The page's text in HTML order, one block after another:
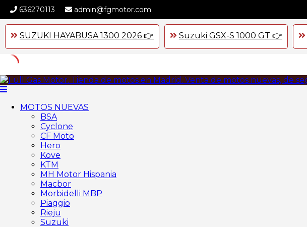
636270113 admin@fgmotor.com
SUZUKI HAYABUSA 1300 2026 👉 Suzuki GSX-S 1000 GT 👉
Skip
to
MOTOS NUEVAS
BSA
Cyclone
CF Moto
Hero
Kove
KTM
MH Motor Hispania
Macbor
Morbidelli MBP
Piaggio
Rieju
Suzuki